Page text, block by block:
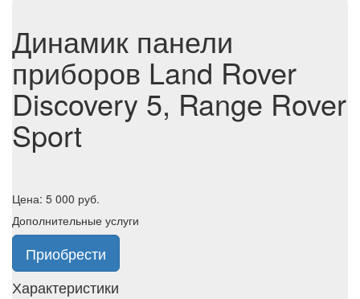
Динамик панели
приборов Land Rover
Discovery 5, Range Rover
Sport
Цена: 5 000 руб.
Дополнительные услуги
Приобрести
Характеристики